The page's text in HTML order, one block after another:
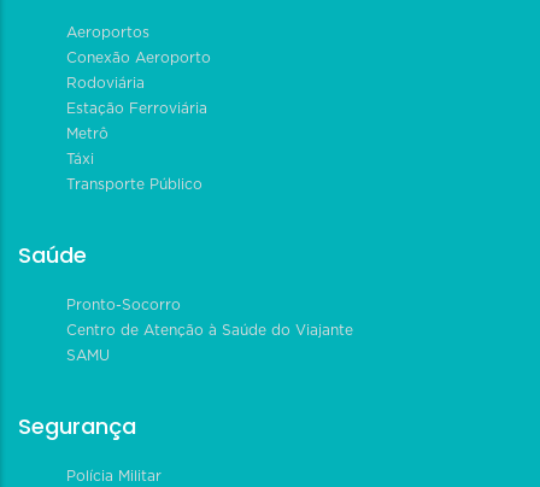
Aeroportos
Conexão Aeroporto
Rodoviária
Estação Ferroviária
Metrô
Táxi
Transporte Público
Saúde
Pronto-Socorro
Centro de Atenção à Saúde do Viajante
SAMU
Segurança
Polícia Militar